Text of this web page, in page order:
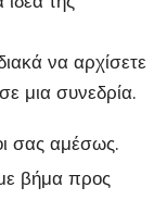
να αρχίσετε
μια συνεδρία.
σας αμέσως.
βήμα προς